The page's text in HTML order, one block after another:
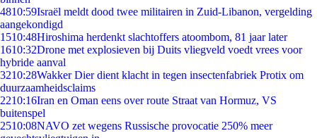
4810:59Israël meldt dood twee militairen in Zuid-Libanon, vergelding
aangekondigd
1510:48Hiroshima herdenkt slachtoffers atoombom, 81 jaar later
1610:32Drone met explosieven bij Duits vliegveld voedt vrees voor
hybride aanval
3210:28Wakker Dier dient klacht in tegen insectenfabriek Protix om
duurzaamheidsclaims
2210:16Iran en Oman eens over route Straat van Hormuz, VS
buitenspel
2510:08NAVO zet wegens Russische provocatie 250% meer